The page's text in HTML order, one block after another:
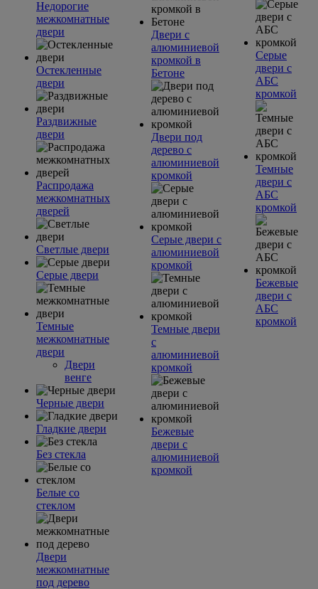
Недорогие
межкомнатные
двери
Остекленные
двери
Раздвижные
двери
Распродажа
межкомнатных
дверей
Светлые двери
Серые двери
Темные
межкомнатные
двери
Двери
венге
Черные двери
Гладкие двери
Без стекла
Белые со
стеклом
Двери
межкомнатные
под дерево
Двери с
алюминиевой
кромкой в
Бетоне
Двери под
дерево с
алюминиевой
кромкой
Серые двери с
алюминиевой
кромкой
Темные двери
с
алюминиевой
кромкой
Бежевые
двери с
алюминиевой
кромкой
Серые
двери с
АБС
кромкой
Темные
двери с
АБС
кромкой
Бежевые
двери с
АБС
кромкой